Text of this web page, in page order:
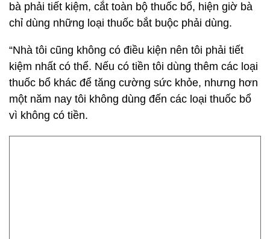
bà phải tiết kiệm, cắt toàn bộ thuốc bổ, hiện giờ bà
chỉ dùng những loại thuốc bắt buộc phải dùng.
“Nhà tôi cũng không có điều kiện nên tôi phải tiết
kiệm nhất có thể. Nếu có tiền tôi dùng thêm các loại
thuốc bổ khác để tăng cường sức khỏe, nhưng hơn
một năm nay tôi không dùng đến các loại thuốc bổ
vì không có tiền.